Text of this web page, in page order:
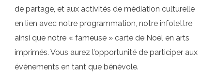
de partage, et aux activités de médiation culturelle
en lien avec notre programmation, notre infolettre
ainsi que notre « fameuse » carte de Noël en arts
imprimés. Vous aurez l’opportunité de participer aux
événements en tant que bénévole.